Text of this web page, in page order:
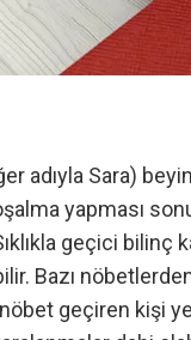
adıyla Sara)
yapması
geçici bilinç
Bazı
geçiren kişi